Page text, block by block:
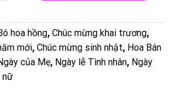
hoa hồng, Chúc mừng khai trương,
mới, Chúc mừng sinh nhật, Hoa Bán
của Mẹ, Ngày lễ Tình nhân, Ngày
nữ